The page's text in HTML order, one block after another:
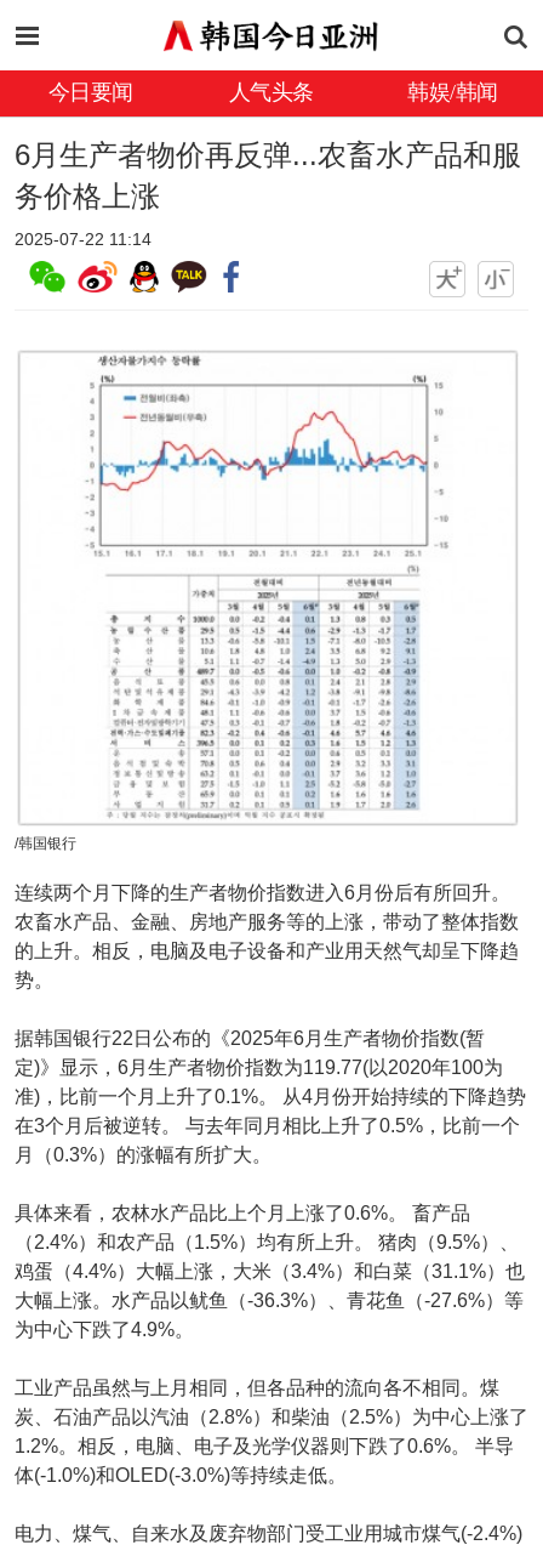
今日要闻 人气头条 韩娱/韩闻
6月生产者物价再反弹...农畜水产品和服
务价格上涨
2025-07-22 11:14
/韩国银行
连续两个月下降的生产者物价指数进入6月份后有所回升。
农畜水产品、金融、房地产服务等的上涨，带动了整体指数
的上升。相反，电脑及电子设备和产业用天然气却呈下降趋
势。
据韩国银行22日公布的《2025年6月生产者物价指数(暂
定)》显示，6月生产者物价指数为119.77(以2020年100为
准)，比前一个月上升了0.1%。 从4月份开始持续的下降趋势
在3个月后被逆转。 与去年同月相比上升了0.5%，比前一个
月（0.3%）的涨幅有所扩大。
具体来看，农林水产品比上个月上涨了0.6%。 畜产品
（2.4%）和农产品（1.5%）均有所上升。 猪肉（9.5%）、
鸡蛋（4.4%）大幅上涨，大米（3.4%）和白菜（31.1%）也
大幅上涨。水产品以鱿鱼（-36.3%）、青花鱼（-27.6%）等
为中心下跌了4.9%。
工业产品虽然与上月相同，但各品种的流向各不相同。煤
炭、石油产品以汽油（2.8%）和柴油（2.5%）为中心上涨了
1.2%。相反，电脑、电子及光学仪器则下跌了0.6%。 半导
体(-1.0%)和OLED(-3.0%)等持续走低。
电力、煤气、自来水及废弃物部门受工业用城市煤气(-2.4%)